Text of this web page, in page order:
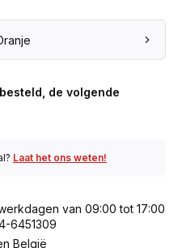
de volgende
Laat het ons weten!
van 09:00 tot 17:00
6451309
België